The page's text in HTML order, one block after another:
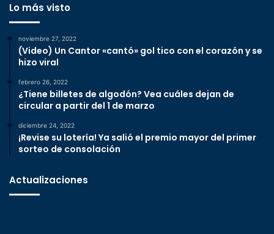
Lo más visto
noviembre 27, 2022
(Video) Un Cantor «cantó» gol tico con el corazón y se
hizo viral
febrero 26, 2022
¿Tiene billetes de algodón? Vea cuáles dejan de
circular a partir del 1 de marzo
diciembre 24, 2022
¡Revise su lotería! Ya salió el premio mayor del primer
sorteo de consolación
Actualizaciones